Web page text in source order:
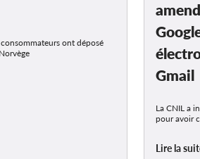
ont déposé
Gmail
La CNIL a
pour avoir
Lire la